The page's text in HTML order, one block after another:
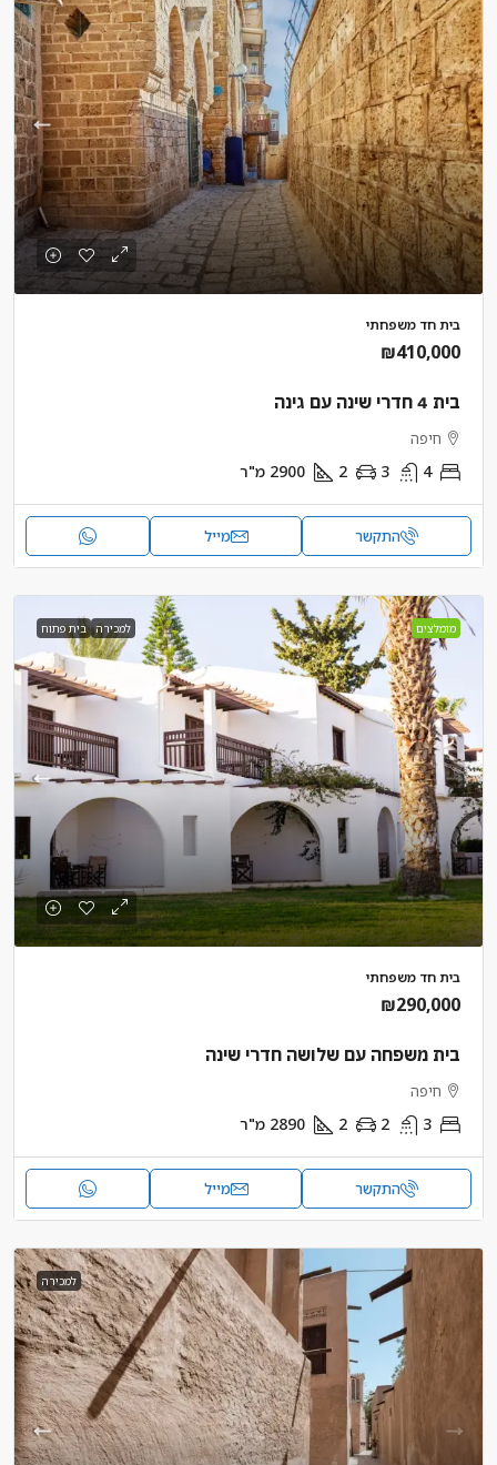
בית חד משפחתי
₪410,000
בית 4 חדרי שינה עם גינה
חיפה
4
3
2
2900 מ"ר
התקשר מייל
מומלצים למכירה בית פתוח
בית חד משפחתי
₪290,000
בית משפחה עם שלושה חדרי שינה
חיפה
3
2
2
2890 מ"ר
התקשר מייל
למכירה